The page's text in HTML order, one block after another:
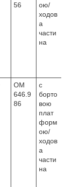
56
ою/
ходов
а
части
на
OM
646.9
86
c
борто
вою
плат
форм
ою/
ходов
а
части
на